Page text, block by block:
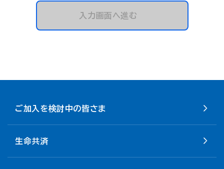
入力画面へ進む
ご加入を検討中の皆さま
生命共済